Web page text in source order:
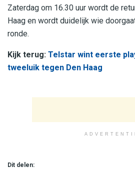
Zaterdag om 16.30 uur wordt de
Haag en wordt duidelijk wie
ronde.
Kijk terug: Telstar wint eerste
tweeluik tegen Den Haag
Dit delen: